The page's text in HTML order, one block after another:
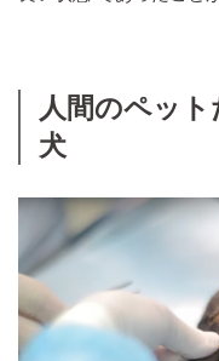
人間のペッ
犬